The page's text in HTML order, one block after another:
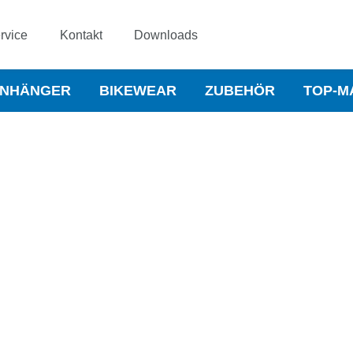
Kontakt Downloads
BIKEWEAR ZUBEHÖR TOP-